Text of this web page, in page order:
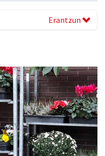
Erantzun